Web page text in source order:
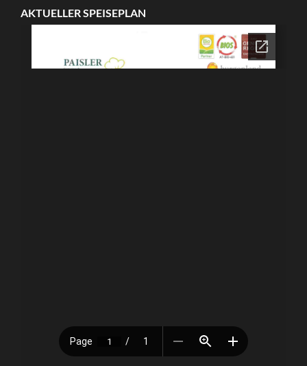
AKTUELLER SPEISEPLAN